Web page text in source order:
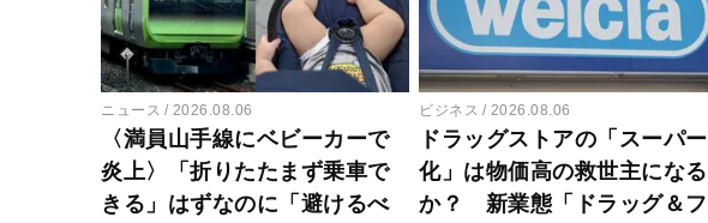
ニュース 2026.08.06
〈満員山手線にベビーカーで
炎上〉「折りたたまず乗車で
きる」はずなのに「避けるべ
ビジネス 2026.08.06
ドラッグストアの「スーパー
化」は物価高の救世主になる
か？ 新業態「ドラッグ＆フ